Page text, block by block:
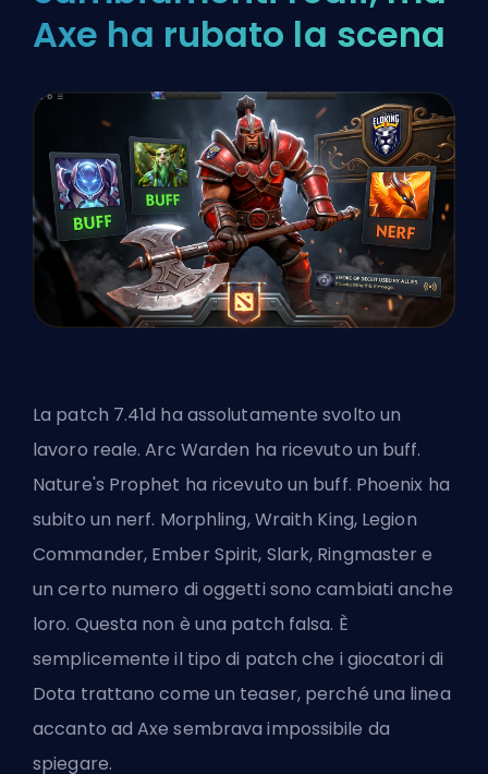
Axe ha rubato la scena
La patch 7.41d ha assolutamente svolto un
lavoro reale. Arc Warden ha ricevuto un buff.
Nature's Prophet ha ricevuto un buff. Phoenix ha
subito un nerf. Morphling, Wraith King, Legion
Commander, Ember Spirit, Slark, Ringmaster e
un certo numero di oggetti sono cambiati anche
loro. Questa non è una patch falsa. È
semplicemente il tipo di patch che i giocatori di
Dota trattano come un teaser, perché una linea
accanto ad Axe sembrava impossibile da
spiegare.